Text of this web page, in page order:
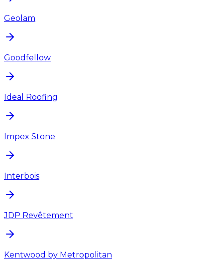
Geolam
Goodfellow
Ideal Roofing
Impex Stone
Interbois
JDP Revêtement
Kentwood by Metropolitan